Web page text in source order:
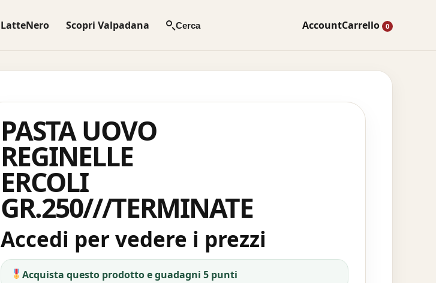
LatteNero Scopri Valpadana Cerca AccountCarrello 0
PASTA UOVO
REGINELLE
ERCOLI
GR.250///TERMINATE
Accedi per vedere i prezzi
Acquista questo prodotto e guadagni 5 punti